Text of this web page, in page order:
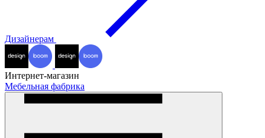
Дизайнерам
Интернет-магазин
Мебельная фабрика